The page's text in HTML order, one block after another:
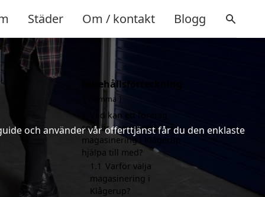
Städer Om / kontakt Blogg
och använder vår offerttjänst får du den enklaste
Innehållsförteckning
gömma
Vad kan ett företag
som är specialiserat på
magasinering i Klågerup
hjälpa till med?
1.1 Varför välja
magasinering i
Klågerup?